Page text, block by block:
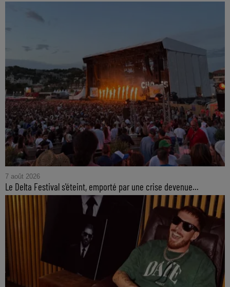
7 août 2026
Le Delta Festival s'éteint, emporté par une crise devenue...